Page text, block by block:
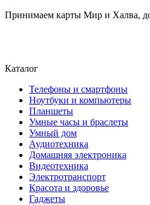
Принимаем карты Мир и Халва,
Каталог
Телефоны и смартфоны
Ноутбуки и компьютеры
Планшеты
Умные часы и браслеты
Умный дом
Аудиотехника
Домашняя электроника
Видеотехника
Электротранспорт
Красота и здоровье
Гаджеты